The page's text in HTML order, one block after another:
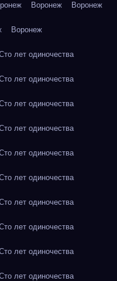
Воронеж Воронеж
Воронеж
лет одиночества
лет одиночества
лет одиночества
лет одиночества
лет одиночества
лет одиночества
лет одиночества
лет одиночества
лет одиночества
лет одиночества